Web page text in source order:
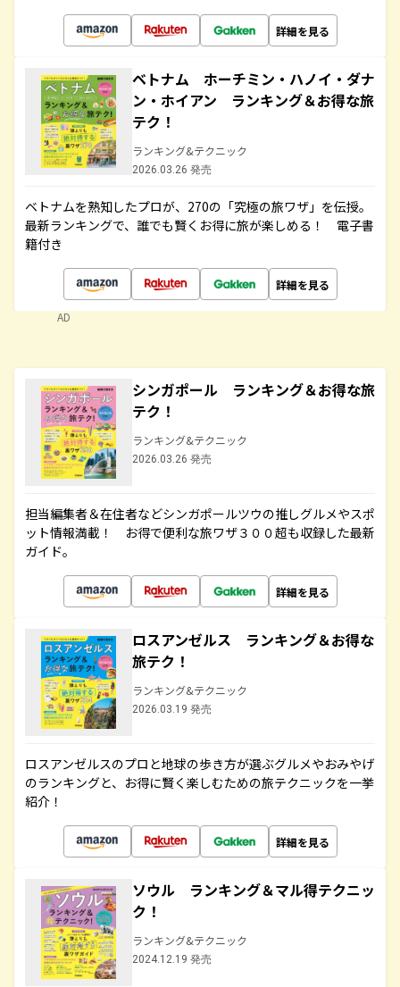
詳細を見る
ベトナム ホーチミン・ハノイ・ダナ
ン・ホイアン ランキング＆お得な旅
テク！
ランキング&テクニック
2026.03.26 発売
ベトナムを熟知したプロが、270の「究極の旅ワザ」を伝授。
最新ランキングで、誰でも賢くお得に旅が楽しめる！ 電子書
籍付き
詳細を見る
AD
シンガポール ランキング＆お得な旅
テク！
ランキング&テクニック
2026.03.26 発売
担当編集者＆在住者などシンガポールツウの推しグルメやスポ
ット情報満載！ お得で便利な旅ワザ３００超も収録した最新
ガイド。
詳細を見る
ロスアンゼルス ランキング＆お得な
旅テク！
ランキング&テクニック
2026.03.19 発売
ロスアンゼルスのプロと地球の歩き方が選ぶグルメやおみやげ
のランキングと、お得に賢く楽しむための旅テクニックを一挙
紹介！
詳細を見る
ソウル ランキング＆マル得テクニッ
ク！
ランキング&テクニック
2024.12.19 発売